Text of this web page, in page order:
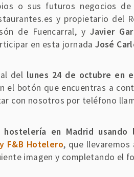
o sus futuros negocios de
y propietario del
de Fuencarral, yJavier
en esta jornadaJosé
del lunes 24 de octubre en
botón que encuentras a
con nosotros por teléfono
en Madrid usando
F&B Hotelero, que llevaremos
imagen y completando el